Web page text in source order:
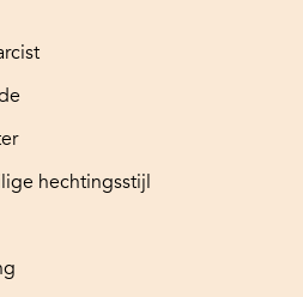
hechtingsstijl